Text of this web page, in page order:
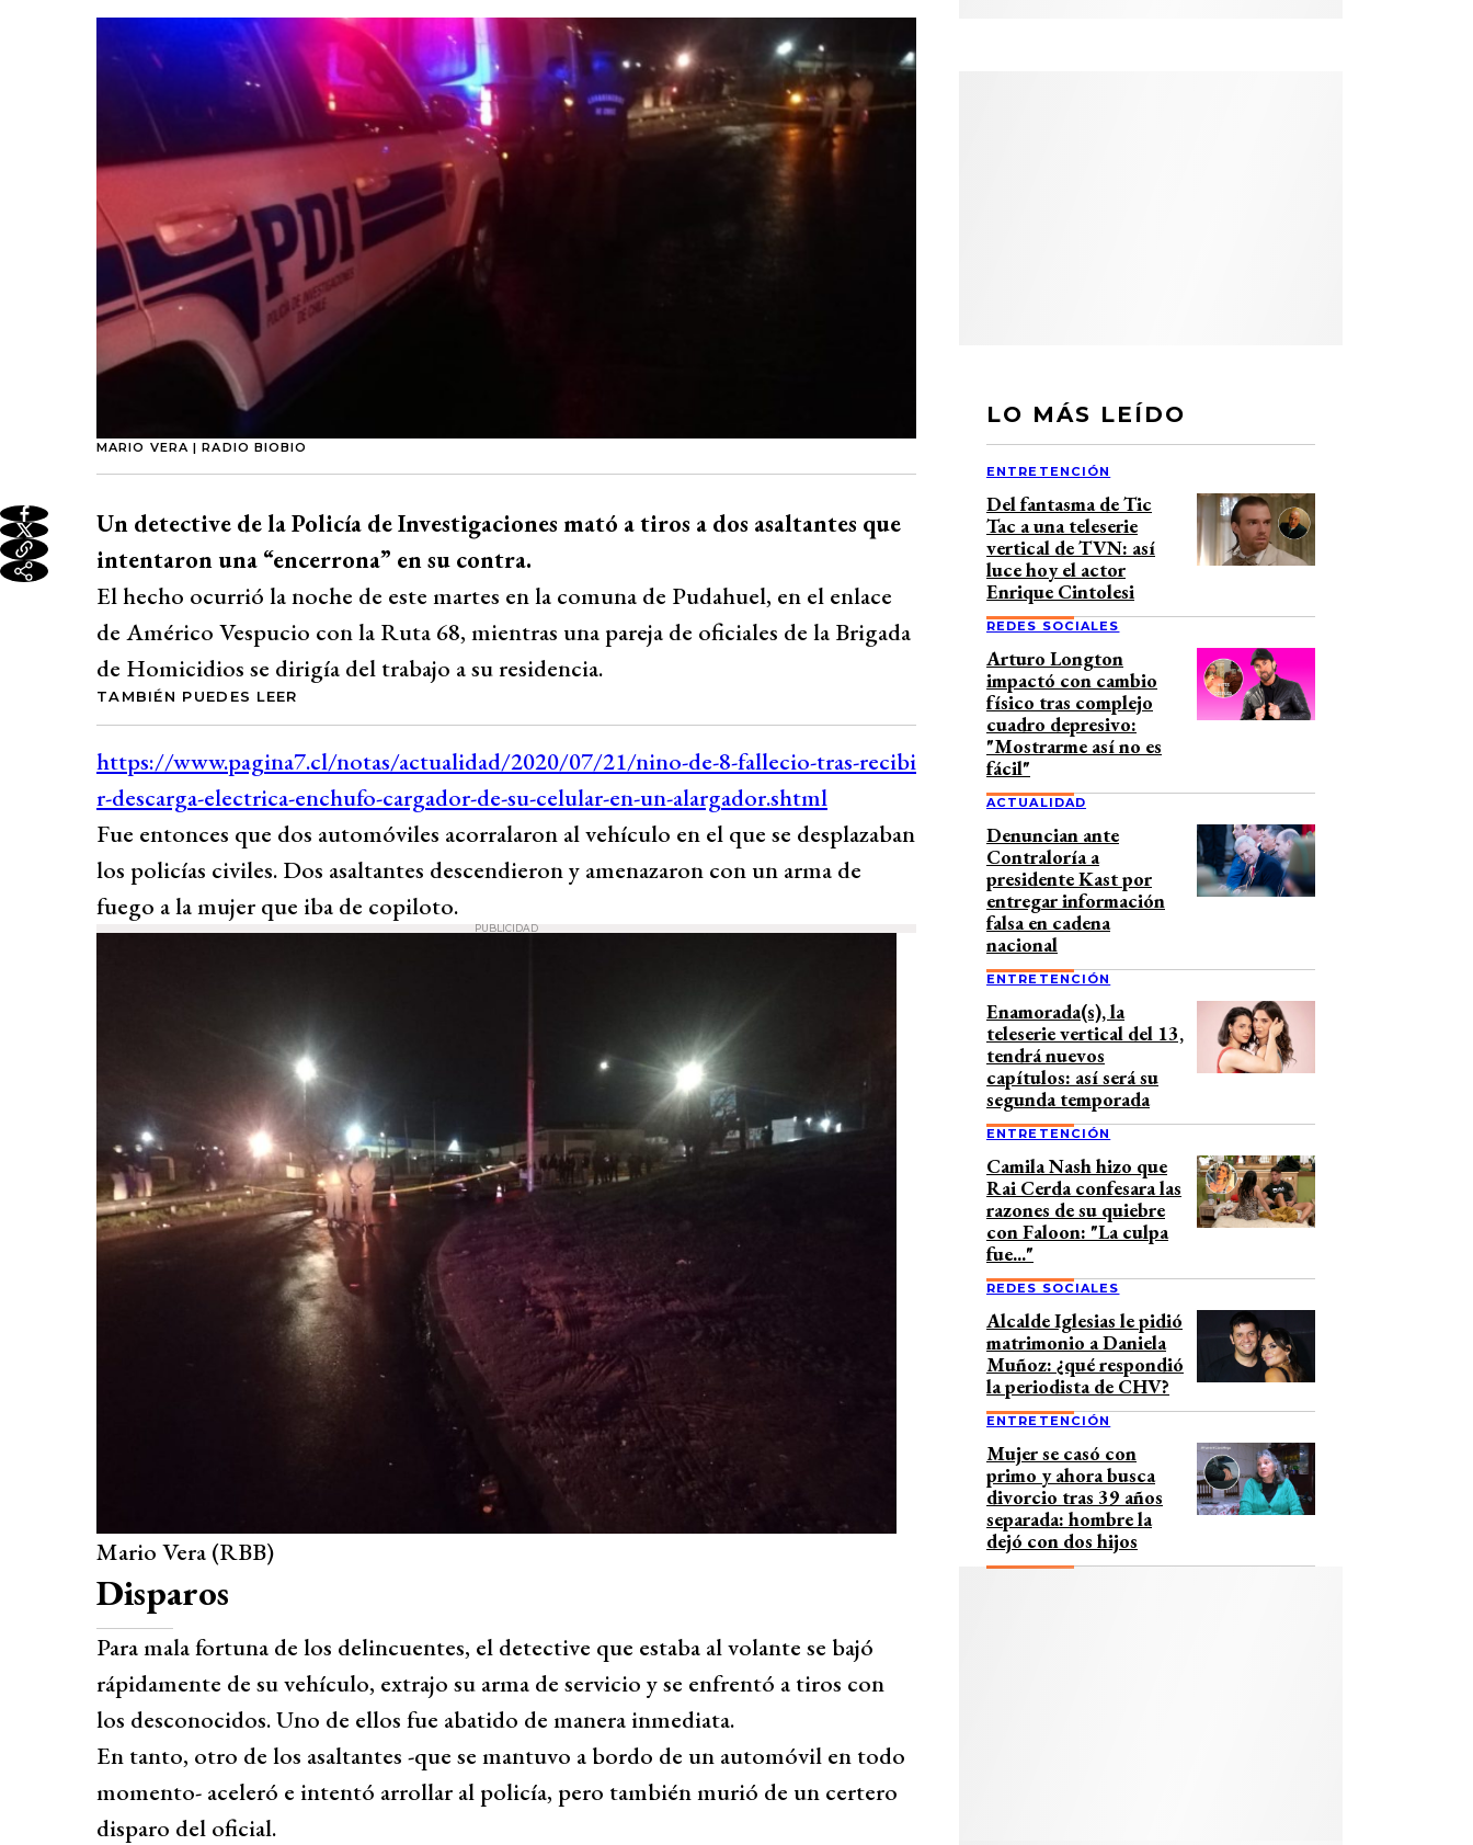
MARIO VERA | RADIO BIOBIO
Un detective de la Policía de Investigaciones mató a tiros a dos asaltantes que
intentaron una “encerrona” en su contra.
El hecho ocurrió la noche de este martes en la comuna de Pudahuel, en el enlace
de Américo Vespucio con la Ruta 68, mientras una pareja de oficiales de la Brigada
de Homicidios se dirigía del trabajo a su residencia.
TAMBIÉN PUEDES LEER
Fue entonces que dos automóviles acorralaron al vehículo en el que se desplazaban
los policías civiles. Dos asaltantes descendieron y amenazaron con un arma de
fuego a la mujer que iba de copiloto.
PUBLICIDAD
Mario Vera (RBB)
Disparos
Para mala fortuna de los delincuentes, el detective que estaba al volante se bajó
rápidamente de su vehículo, extrajo su arma de servicio y se enfrentó a tiros con
los desconocidos. Uno de ellos fue abatido de manera inmediata.
En tanto, otro de los asaltantes -que se mantuvo a bordo de un automóvil en todo
momento- aceleró e intentó arrollar al policía, pero también murió de un certero
disparo del oficial.
LO MÁS LEÍDO
ENTRETENCIÓN
Del fantasma de Tic
Tac a una teleserie
vertical de TVN: así
luce hoy el actor
Enrique Cintolesi
REDES SOCIALES
Arturo Longton
impactó con cambio
físico tras complejo
cuadro depresivo:
"Mostrarme así no es
fácil"
ACTUALIDAD
Denuncian ante
Contraloría a
presidente Kast por
entregar información
falsa en cadena
nacional
ENTRETENCIÓN
Enamorada(s), la
teleserie vertical del 13,
tendrá nuevos
capítulos: así será su
segunda temporada
ENTRETENCIÓN
Camila Nash hizo que
Rai Cerda confesara las
razones de su quiebre
con Faloon: "La culpa
fue..."
REDES SOCIALES
Alcalde Iglesias le pidió
matrimonio a Daniela
Muñoz: ¿qué respondió
la periodista de CHV?
ENTRETENCIÓN
Mujer se casó con
primo y ahora busca
divorcio tras 39 años
separada: hombre la
dejó con dos hijos